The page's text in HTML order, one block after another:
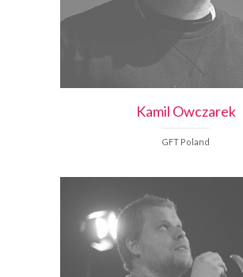
Kamil Owczarek
GFT Poland